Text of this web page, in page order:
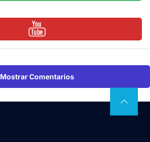
Mostrar Comentarios